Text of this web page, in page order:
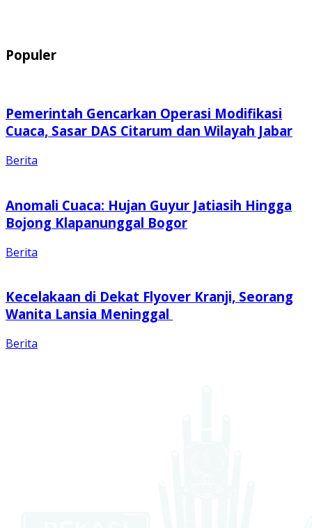
Populer
Pemerintah Gencarkan Operasi Modifikasi
Cuaca, Sasar DAS Citarum dan Wilayah Jabar
Berita
Anomali Cuaca: Hujan Guyur Jatiasih Hingga
Bojong Klapanunggal Bogor
Berita
Kecelakaan di Dekat Flyover Kranji, Seorang
Wanita Lansia Meninggal
Berita